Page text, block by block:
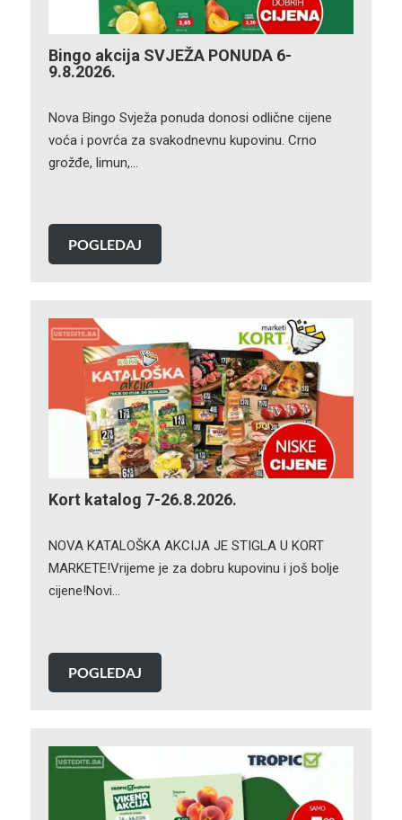
Bingo akcija SVJEŽA PONUDA 6-
9.8.2026.
Nova Bingo Svježa ponuda donosi odlične cijene
voća i povrća za svakodnevnu kupovinu. Crno
grožđe, limun,…
POGLEDAJ
Kort katalog 7-26.8.2026.
NOVA KATALOŠKA AKCIJA JE STIGLA U KORT
MARKETE!Vrijeme je za dobru kupovinu i još bolje
cijene!Novi…
POGLEDAJ